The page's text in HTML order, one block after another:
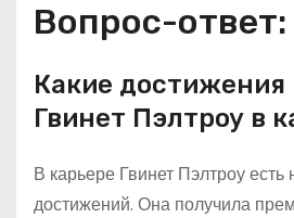
Вопрос-ответ:
Какие достижения
Гвинет Пэлтроу в
В карьере Гвинет Пэлтроу есть
достижений. Она получила